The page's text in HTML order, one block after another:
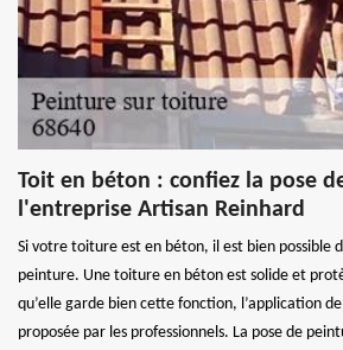
Toit en béton : confiez la pose
l'entreprise Artisan Reinhard
Si votre toiture est en béton, il est bien possible
peinture. Une toiture en béton est solide et
qu’elle garde bien cette fonction, l’application
proposée par les professionnels. La pose de